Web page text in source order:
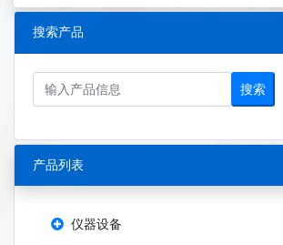
搜索产品
搜索
产品列表
仪器设备